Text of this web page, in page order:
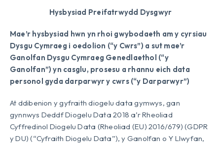
Hysbysiad Preifatrwydd Dysgwyr
Mae’r hysbysiad hwn yn rhoi gwybodaeth am y cyrsiau
Dysgu Cymraeg i oedolion (“y Cwrs”) a sut mae’r
Ganolfan Dysgu Cymraeg Genedlaethol (“y
Ganolfan”) yn casglu, prosesu a rhannu eich data
personol gyda darparwyr y cwrs (“y Darparwyr”)
At ddibenion y gyfraith diogelu data gymwys, gan
gynnwys Deddf Diogelu Data 2018 a’r Rheoliad
Cyffredinol Diogelu Data (Rheoliad (EU) 2016/679) (GDPR
y DU) (“Cyfraith Diogelu Data”), y Ganolfan o Y Llwyfan,